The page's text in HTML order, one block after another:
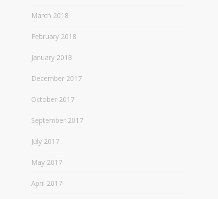
March 2018
February 2018
January 2018
December 2017
October 2017
September 2017
July 2017
May 2017
April 2017